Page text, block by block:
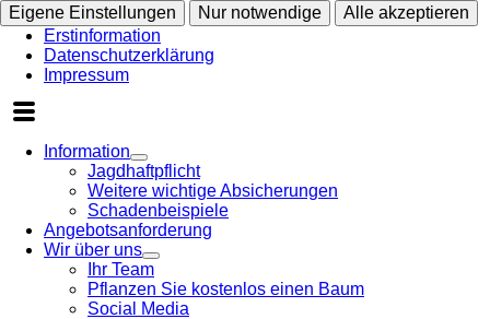
Eigene Einstellungen
Nur notwendige
Alle akzeptieren
Erstinformation
Datenschutzerklärung
Impressum
Information
Jagdhaftpflicht
Weitere wichtige Absicherungen
Schadenbeispiele
Angebotsanforderung
Wir über uns
Ihr Team
Pflanzen Sie kostenlos einen Baum
Social Media